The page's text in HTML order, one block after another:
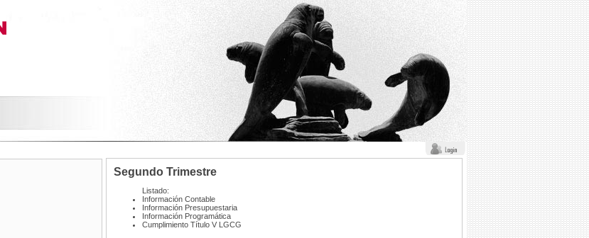
Segundo Trimestre
Listado:
Información Contable
Información Presupuestaria
Información Programática
Cumplimiento Tí­tulo V LGCG